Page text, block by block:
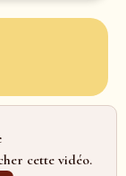
cette vidéo.